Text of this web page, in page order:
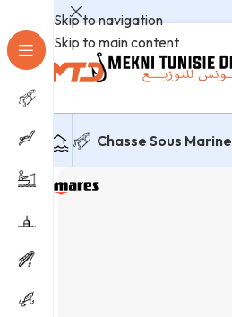
Skip to navigation
Skip to main content
Chasse Sous Marine